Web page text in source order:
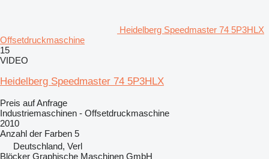
Heidelberg Speedmaster 74 5P3HLX
Offsetdruckmaschine
15
VIDEO
Heidelberg Speedmaster 74 5P3HLX
Preis auf Anfrage
Industriemaschinen - Offsetdruckmaschine
2010
Anzahl der Farben 5
Deutschland, Verl
Blöcker Graphische Maschinen GmbH